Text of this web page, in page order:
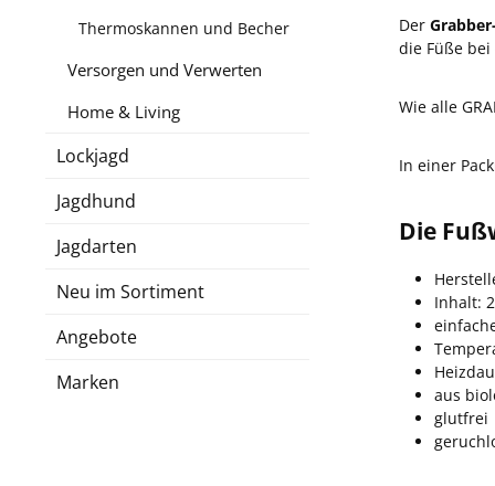
Thermoskannen und Becher
Versorgen und Verwerten
Home & Living
Lockjagd
Jagdhund
Jagdarten
Neu im Sortiment
Angebote
Marken
Der
die Füße
Wie alle
In einer
Die
Inhalt:
aus
glutfrei